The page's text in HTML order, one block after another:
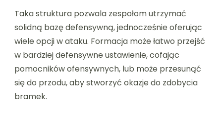
Taka struktura pozwala zespołom utrzymać
solidną bazę defensywną, jednocześnie oferując
wiele opcji w ataku. Formacja może łatwo przejść
w bardziej defensywne ustawienie, cofając
pomocników ofensywnych, lub może przesunąć
się do przodu, aby stworzyć okazje do zdobycia
bramek.